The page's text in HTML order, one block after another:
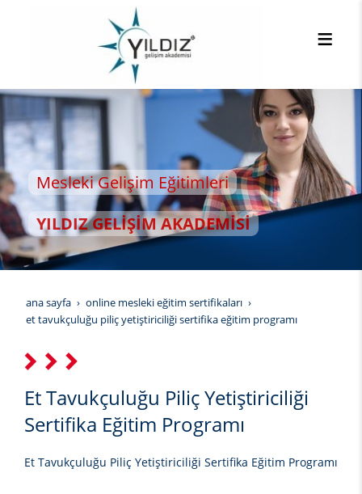
Gelişim Eğitimleri
GELİŞİM AKADEMİSİ
ana sayfa
online mesleki eğitim sertifikaları
et tavukçuluğu piliç yetiştiriciliği sertifika eğitim programı
Et Tavukçuluğu Piliç Yetiştiriciliği
Sertifika Eğitim Programı
Et Tavukçuluğu Piliç Yetiştiriciliği Sertifika Eğitim Programı